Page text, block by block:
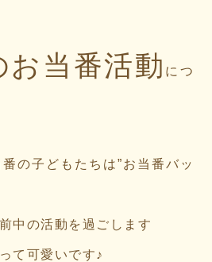
お当番活動 につ
の子どもたちは”お当番バッ
中の活動を過ごします
て可愛いです♪